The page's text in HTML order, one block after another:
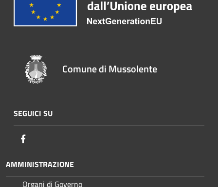
Comune di Mussolente
SEGUICI SU
AMMINISTRAZIONE
Organi di Governo